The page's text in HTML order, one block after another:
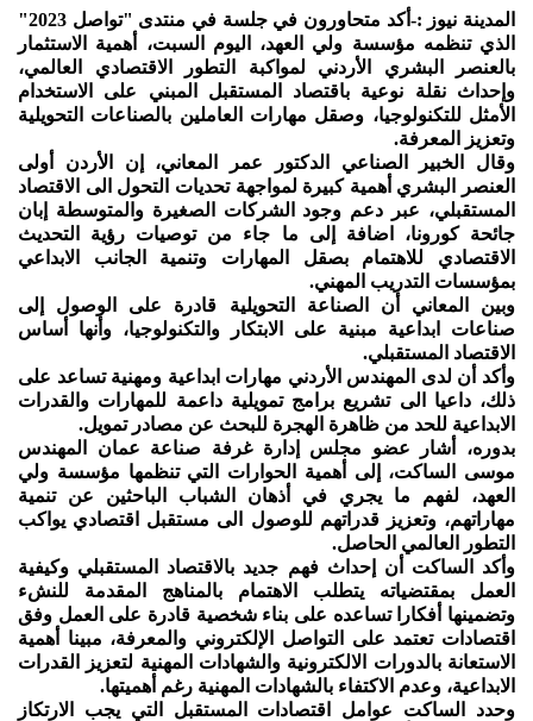
المدينة نيوز :-أكد متحاورون في جلسة في منتدى "تواصل 2023"
الذي تنظمه مؤسسة ولي العهد، اليوم السبت، أهمية الاستثمار
بالعنصر البشري الأردني لمواكبة التطور الاقتصادي العالمي،
وإحداث نقلة نوعية باقتصاد المستقبل المبني على الاستخدام
الأمثل للتكنولوجيا، وصقل مهارات العاملين بالصناعات التحويلية
وتعزيز المعرفة.
وقال الخبير الصناعي الدكتور عمر المعاني، إن الأردن أولى
العنصر البشري أهمية كبيرة لمواجهة تحديات التحول الى الاقتصاد
المستقبلي، عبر دعم وجود الشركات الصغيرة والمتوسطة إبان
جائحة كورونا، اضافة إلى ما جاء من توصيات رؤية التحديث
الاقتصادي للاهتمام بصقل المهارات وتنمية الجانب الابداعي
بمؤسسات التدريب المهني.
وبين المعاني أن الصناعة التحويلية قادرة على الوصول إلى
صناعات ابداعية مبنية على الابتكار والتكنولوجيا، وأنها أساس
الاقتصاد المستقبلي.
وأكد أن لدى المهندس الأردني مهارات ابداعية ومهنية تساعد على
ذلك، داعيا الى تشريع برامج تمويلية داعمة للمهارات والقدرات
الابداعية للحد من ظاهرة الهجرة للبحث عن مصادر تمويل.
بدوره، أشار عضو مجلس إدارة غرفة صناعة عمان المهندس
موسى الساكت، إلى أهمية الحوارات التي تنظمها مؤسسة ولي
العهد، لفهم ما يجري في أذهان الشباب الباحثين عن تنمية
مهاراتهم، وتعزيز قدراتهم للوصول الى مستقبل اقتصادي يواكب
التطور العالمي الحاصل.
وأكد الساكت أن إحداث فهم جديد بالاقتصاد المستقبلي وكيفية
العمل بمقتضياته يتطلب الاهتمام بالمناهج المقدمة للنشء
وتضمينها أفكارا تساعده على بناء شخصية قادرة على العمل وفق
اقتصادات تعتمد على التواصل الإلكتروني والمعرفة، مبينا أهمية
الاستعانة بالدورات الالكترونية والشهادات المهنية لتعزيز القدرات
الابداعية، وعدم الاكتفاء بالشهادات المهنية رغم أهميتها.
وحدد الساكت عوامل اقتصادات المستقبل التي يجب الارتكاز